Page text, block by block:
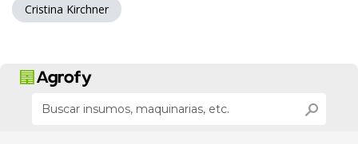
Cristina Kirchner